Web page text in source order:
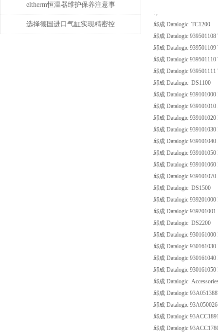
器技术的精密流体隔离控制原
理详解
eltherm恒温器维护保养注意事
项
选择德国进口气缸实现精密控
: ,
邱成 Datalogic TC1200
邱成 Datalogic
邱成 Datalogic
邱成 Datalogic
邱成 Datalogic
邱成 Datalogic DS1100
邱成 Datalogic
邱成 Datalogic
邱成 Datalogic
邱成 Datalogic 939101030
邱成 Datalogic
邱成 Datalogic
邱成 Datalogic
邱成 Datalogic
邱成 Datalogic DS1500
邱成 Datalogic
邱成 Datalogic
邱成 Datalogic DS2200
邱成 Datalogic
邱成 Datalogic
邱成 Datalogic
邱成 Datalogic
邱成 Datalogic
邱成 Datalogic
邱成 Datalogic
邱成 Datalogic
邱成 Datalogic